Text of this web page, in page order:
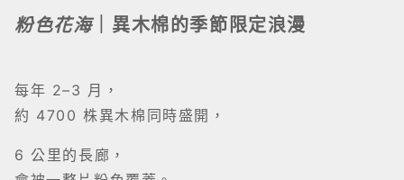
粉色花海｜異木棉的季節限定浪漫
每年 2–3 月，
約 4700 株異木棉同時盛開，
6 公里的長廊，